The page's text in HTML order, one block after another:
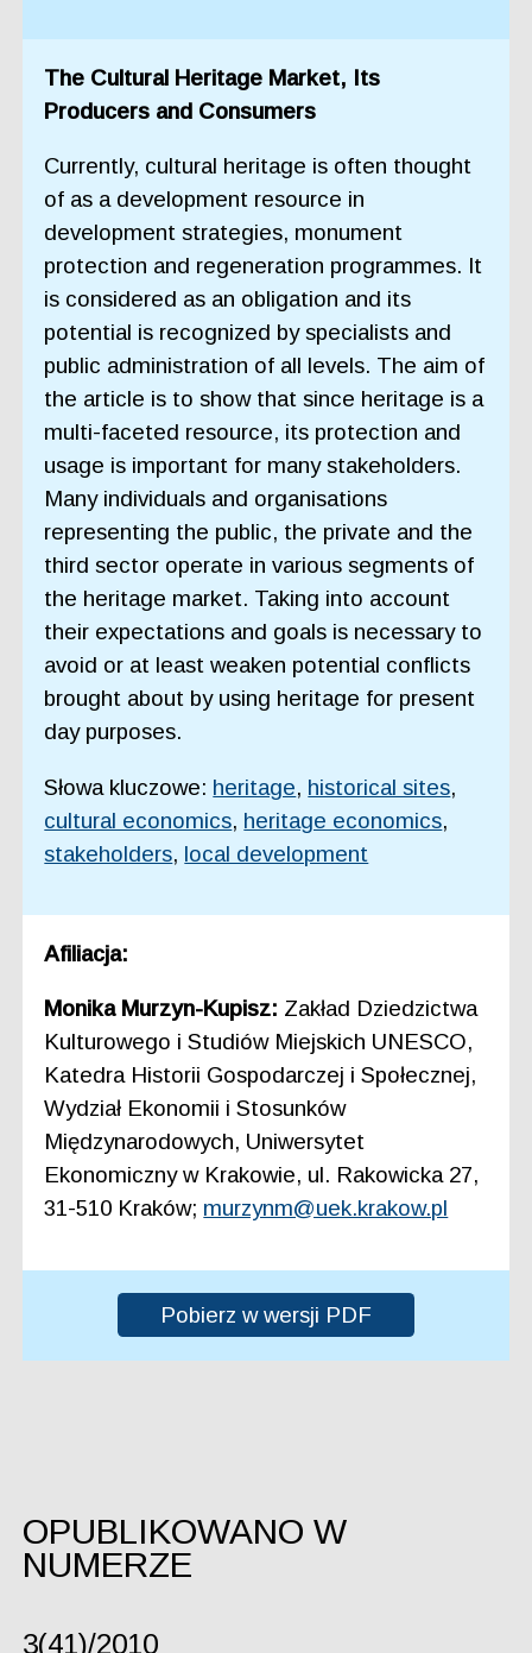
The Cultural Heritage Market, Its
Producers and Consumers
Currently, cultural heritage is often thought
of as a development resource in
development strategies, monument
protection and regeneration programmes. It
is considered as an obligation and its
potential is recognized by specialists and
public administration of all levels. The aim of
the article is to show that since heritage is a
multi-faceted resource, its protection and
usage is important for many stakeholders.
Many individuals and organisations
representing the public, the private and the
third sector operate in various segments of
the heritage market. Taking into account
their expectations and goals is necessary to
avoid or at least weaken potential conflicts
brought about by using heritage for present
day purposes.
Słowa kluczowe: heritage, historical sites,
cultural economics, heritage economics,
stakeholders, local development
Afiliacja:
Monika Murzyn-Kupisz: Zakład Dziedzictwa
Kulturowego i Studiów Miejskich UNESCO,
Katedra Historii Gospodarczej i Społecznej,
Wydział Ekonomii i Stosunków
Międzynarodowych, Uniwersytet
Ekonomiczny w Krakowie, ul. Rakowicka 27,
31-510 Kraków; murzynm@uek.krakow.pl
Pobierz w wersji PDF
OPUBLIKOWANO W
NUMERZE
3(41)/2010